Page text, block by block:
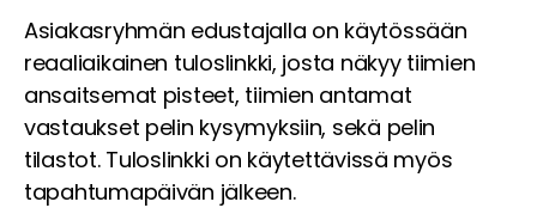
Asiakasryhmän edustajalla on käytössään
reaaliaikainen tuloslinkki, josta näkyy tiimien
ansaitsemat pisteet, tiimien antamat
vastaukset pelin kysymyksiin, sekä pelin
tilastot. Tuloslinkki on käytettävissä myös
tapahtumapäivän jälkeen.